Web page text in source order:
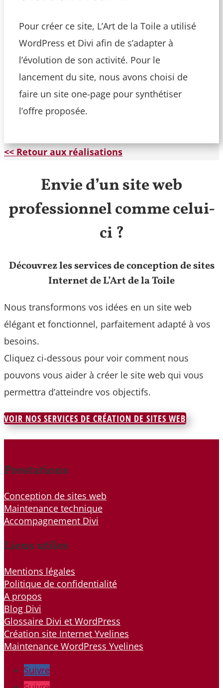
Pour créer ce site, L’Art de la Toile a utilisé
WordPress et Divi afin de s’adapter à
l’évolution de son activité. Pour le
lancement du site, nous avons choisi de
faire un site one-page pour synthétiser
l’offre proposée.
<< Retour aux réalisations
Envie d’un site web
professionnel comme celui-
ci ?
Découvrez les services de conception de sites
Internet de L’Art de la Toile
Nous transformons vos idées en un site web
élégant et fonctionnel, parfaitement adapté à vos
besoins.
Cliquez ci-dessous pour voir comment nous
pouvons vous aider à créer le site web qui vous
permettra d’atteindre vos objectifs.
VOIR NOS SERVICES DE CRÉATION DE SITES WEB
Prestations
Conception de sites web
Maintenance technique
Accompagnement Divi
Liens utiles
Mentions légales
Politique de confidentialité
A propos
Blog Divi
Glossaire Divi et WordPress
Création site Internet Yvelines
Maintenance WordPress Yvelines
Suivre